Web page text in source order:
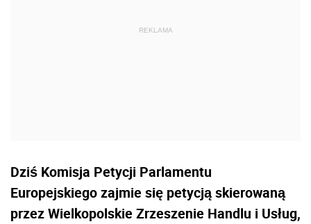
Dziś Komisja Petycji Parlamentu
Europejskiego zajmie się petycją skierowaną
przez Wielkopolskie Zrzeszenie Handlu i Usług,